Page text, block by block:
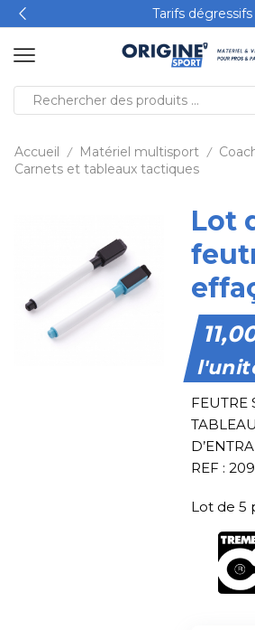
Tarifs dégressifs
Accueil / Matériel multisport /
Carnets et tableaux tactiques
Lot
FEUTRE
TABLEAU
REF :
Lot de 5